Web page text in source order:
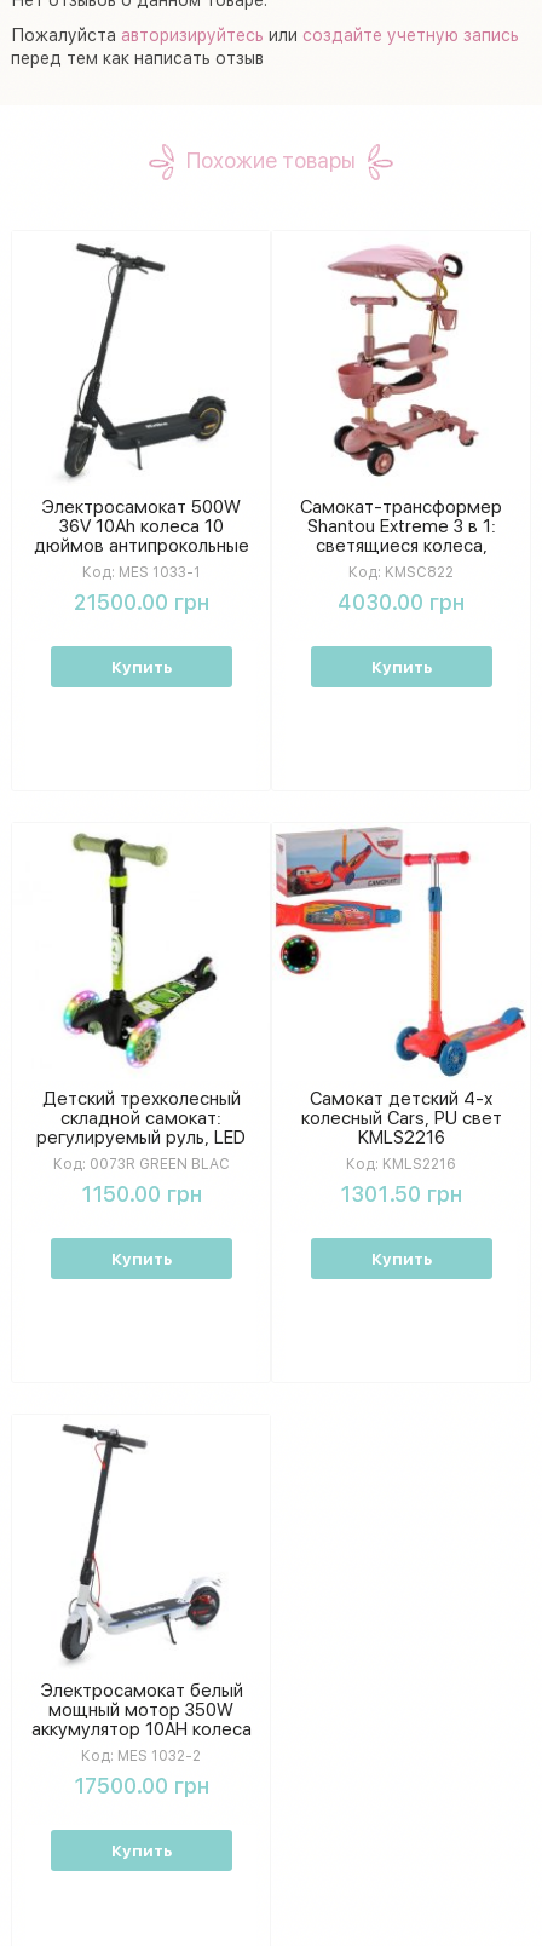
Пожалуйста авторизируйтесь или создайте учетную запись
перед тем как написать отзыв
Похожие товары
Электросамокат 500W
36V 10Ah колеса 10
дюймов антипрокольные
шины Черный
Код: MES 1033-1
21500.00 грн
Купить
Самокат-трансформер
Shantou Extreme 3 в 1:
светящиеся колеса,
родительский контроль,
капюшон
Код: KMSC822
4030.00 грн
Купить
Детский трехколесный
складной самокат:
регулируемый руль, LED
светящиеся колеса, макс.
нагрузка до 50 кг
Код: 0073R GREEN BLAC
1150.00 грн
Купить
Самокат детский 4-х
колесный Cars, PU свет
KMLS2216
Код: KMLS2216
1301.50 грн
Купить
Электросамокат белый
мощный мотор 350W
аккумулятор 10AH колеса
8.5 дюймов
Код: MES 1032-2
17500.00 грн
Купить